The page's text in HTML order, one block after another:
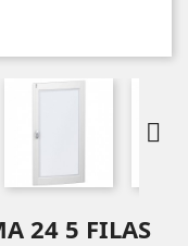

24 5 FILAS